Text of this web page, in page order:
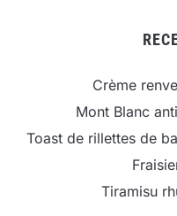
Crème
Mont Blanc
Toast de rillettes de
Tiramisu